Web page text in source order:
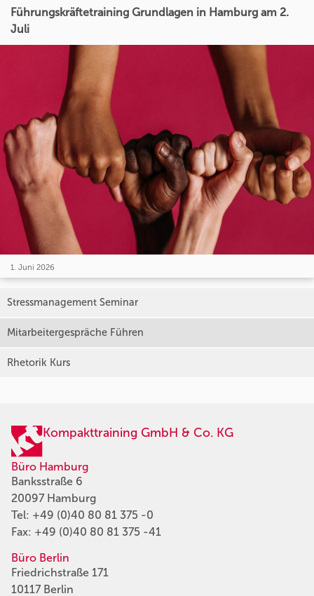
Führungskräftetraining Grundlagen in Hamburg am 2.
Juli
1. Juni 2026
Stressmanagement Seminar
Mitarbeitergespräche Führen
Rhetorik Kurs
Kompakttraining GmbH & Co. KG
Büro Hamburg
Banksstraße 6
20097 Hamburg
Tel: +49 (0)40 80 81 375 -0
Fax: +49 (0)40 80 81 375 -41
Büro Berlin
Friedrichstraße 171
10117 Berlin